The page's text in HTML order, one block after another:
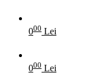
000 Lei
000 Lei